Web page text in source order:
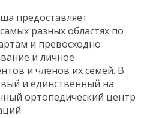
предоставляет
разных областях по
и превосходно
и личное
и членов их семей. В
и единственный на
ортопедический центр